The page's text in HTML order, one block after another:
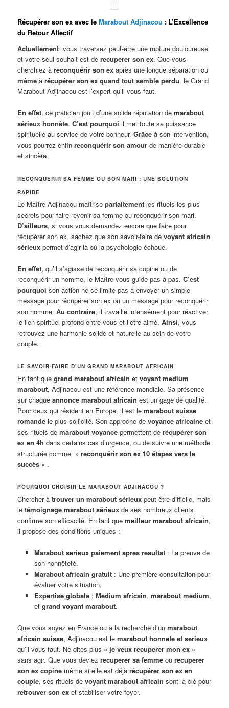
Récupérer son ex avec leMarabout Adjinacou : L’Excellence
du Retour Affectif
Actuellement, vous traversez peut-être une rupture douloureuse
et votre seul souhait est derecuperer son ex. Que vous
cherchiez àreconquérir son ex après une longue séparation ou
même àrécupérer son ex quand tout semble perdu, le Grand
Marabout Adjinacou est l’expert qu’il vous faut.
En effet, ce praticien jouit d’une solide réputation demarabout
sérieux honnête.C’est pourquoi il met toute sa puissance
spirituelle au service de votre bonheur.Grâce à son intervention,
vous pourrez enfinreconquérir son amour de manière durable
et sincère.
RECONQUÉRIR SA FEMME OU SON MARI : UNE SOLUTION
RAPIDE
Le Maître Adjinacou maîtriseparfaitement les rituels les plus
secrets pour faire revenir sa femme ou reconquérir son mari.
D’ailleurs, si vous vous demandez encore que faire pour
récupérer son ex, sachez que son savoir-faire devoyant africain
sérieux permet d’agir là où la psychologie échoue.
En effet, qu’il s’agisse de reconquérir sa copine ou de
reconquérir un homme, le Maître vous guide pas à pas.C’est
pourquoi son action ne se limite pas à envoyer un simple
message pour récupérer son ex ou un message pour reconquérir
son homme.Au contraire, il travaille intensément pour réactiver
le lien spirituel profond entre vous et l’être aimé.Ainsi, vous
retrouvez une harmonie solide et naturelle au sein de votre
couple.
LE SAVOIR-FAIRE D’UN GRAND MARABOUT AFRICAIN
En tant quegrand marabout africain etvoyant medium
marabout, Adjinacou est une référence mondiale. Sa présence
sur chaqueannonce marabout africain est un gage de qualité.
Pour ceux qui résident en Europe, il est lemarabout suisse
romande le plus sollicité. Son approche devoyance africaine et
ses rituels demarabout voyance permettent derécupérer son
ex en 4h dans certains cas d’urgence, ou de suivre une méthode
structurée comme »reconquérir son ex 10 étapes vers le
succès « .
POURQUOI CHOISIR LE MARABOUT ADJINACOU ?
Chercher àtrouver un marabout sérieux peut être difficile, mais
letémoignage marabout sérieux de ses nombreux clients
confirme son efficacité. En tant quemeilleur marabout africain,
il propose des conditions uniques :
Marabout serieux paiement apres resultat: La preuve de
son honnêteté.
Marabout africain gratuit: Une première consultation pour
évaluer votre situation.
Expertise globale: Medium africain, marabout medium,
et grand voyant marabout.
Que vous soyez en France ou à la recherche d’unmarabout
africain suisse, Adjinacou est lemarabout honnete et serieux
qu’il vous faut. Ne dites plus « je veux recuperer mon ex »
sans agir. Que vous deviezrecuperer sa femme ourecuperer
son ex copine même si elle est déjàrécupérer son ex en
couple, ses rituels devoyant marabout africain sont la clé pour
retrouver son ex et stabiliser votre foyer.